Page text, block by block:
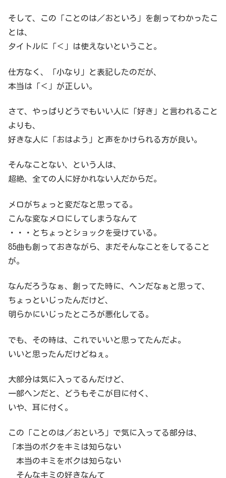
そして、この「ことのは／おといろ」を創ってわかったこ
とは、
タイトルに「＜」は使えないということ。
仕方なく、「小なり」と表記したのだが、
本当は「＜」が正しい。
さて、やっぱりどうでもいい人に「好き」と言われること
よりも、
好きな人に「おはよう」と声をかけられる方が良い。
そんなことない、という人は、
超絶、全ての人に好かれない人だからだ。
メロがちょっと変だなと思ってる。
こんな変なメロにしてしまうなんて
・・・とちょっとショックを受けている。
85曲も創っておきながら、まだそんなことをしてること
が。
なんだろうなぁ、創ってた時に、ヘンだなぁと思って、
ちょっといじったんだけど、
明らかにいじったところが悪化してる。
でも、その時は、これでいいと思ってたんだよ。
いいと思ったんだけどねぇ。
大部分は気に入ってるんだけど、
一部ヘンだと、どうもそこが目に付く、
いや、耳に付く。
この「ことのは／おといろ」で気に入ってる部分は、
「本当のボクをキミは知らない
本当のキミをボクは知らない
そんなキミの好きなんて